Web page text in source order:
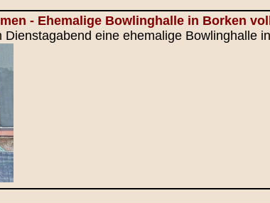
- Ehemalige Bowlinghalle in Borken
eine ehemalige Bowlinghalle